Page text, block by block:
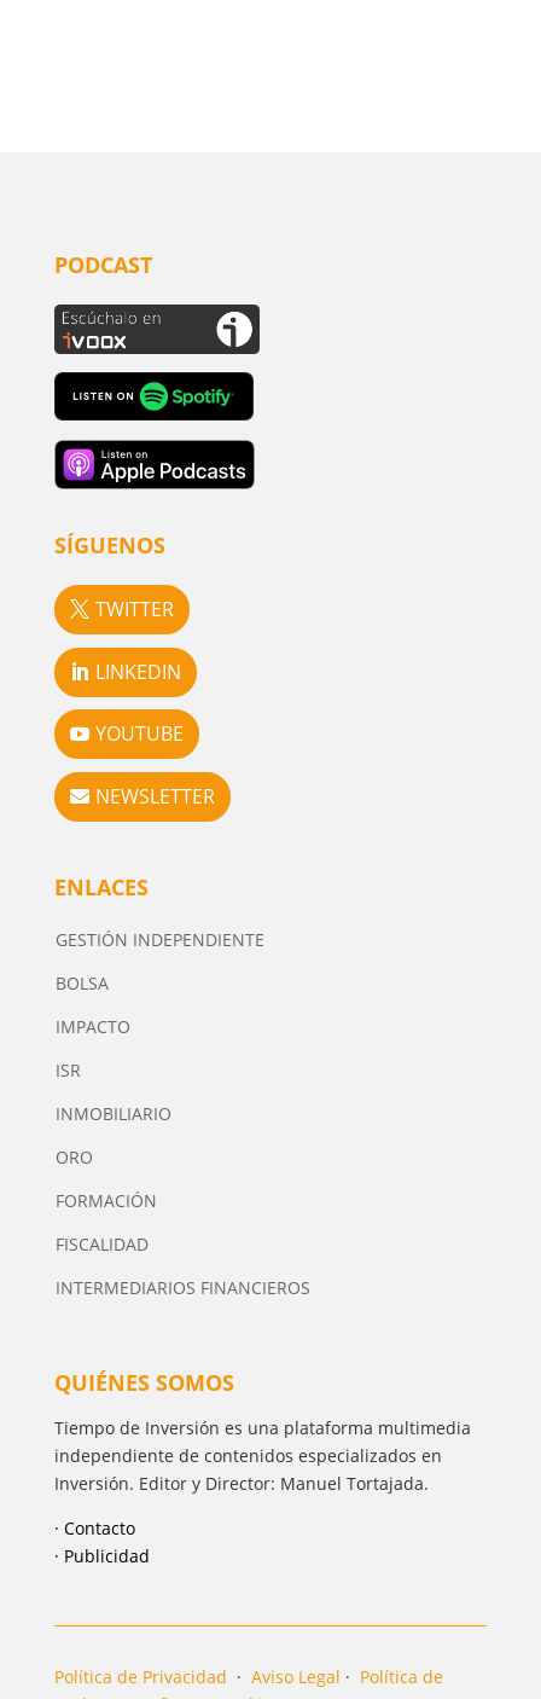
PODCAST
SÍGUENOS
TWITTER
LINKEDIN
YOUTUBE
NEWSLETTER
ENLACES
GESTIÓN INDEPENDIENTE
BOLSA
IMPACTO
ISR
INMOBILIARIO
ORO
FORMACIÓN
FISCALIDAD
INTERMEDIARIOS FINANCIEROS
QUIÉNES SOMOS
Tiempo de Inversión es una plataforma multimedia
independiente de contenidos especializados en
Inversión. Editor y Director: Manuel Tortajada.
· Contacto
· Publicidad
Política de Privacidad · Aviso Legal · Política de